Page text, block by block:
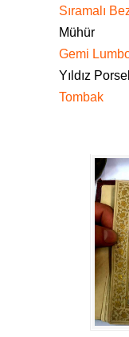
Sıramalı
Mühür
Gemi
Yıldız
Tombak